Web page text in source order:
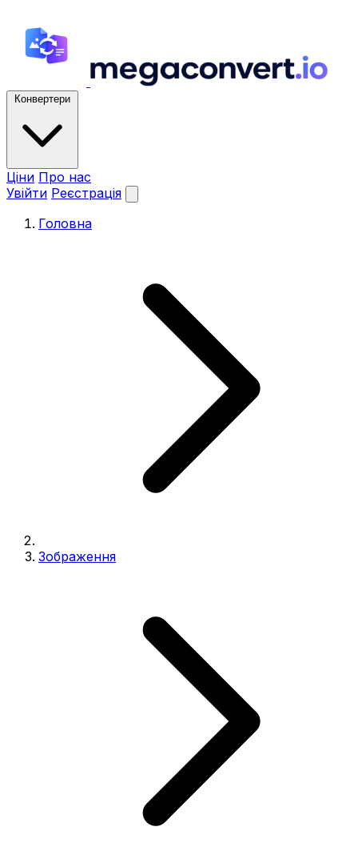
Конвертери
Ціни Про нас
Увійти Реєстрація
Головна
Зображення